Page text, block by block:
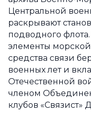
Центральной
раскрывают
подводного
элементы
средства связи
военных лет и
Отечественной
членом
клубов